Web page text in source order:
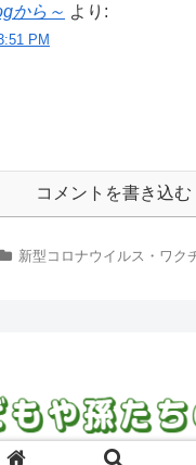
から～ より:
PM
コメントを書き込む
新型コロナウイルス・ワク